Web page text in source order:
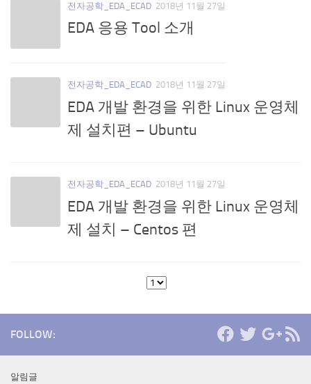
전자공학_EDA_ECAD 2018년 11월 27일
EDA 응용 Tool 소개
전자공학_EDA_ECAD 2018년 11월 27일
EDA 개발 환경을 위한 Linux 운영체
제 설치편 – Ubuntu
전자공학_EDA_ECAD 2018년 11월 27일
EDA 개발 환경을 위한 Linux 운영체
제 설치 – Centos 편
FOLLOW:
알림글